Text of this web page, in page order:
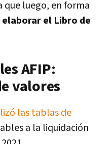
que luego, en forma
elaborar el Libro de
AFIP:
valores
las tablas de
a la liquidación